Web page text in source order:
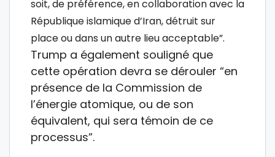
soit, de préférence, en collaboration avec la
République islamique d’Iran, détruit sur
place ou dans un autre lieu acceptable”.
Trump a également souligné que
cette opération devra se dérouler “en
présence de la Commission de
l’énergie atomique, ou de son
équivalent, qui sera témoin de ce
processus”.